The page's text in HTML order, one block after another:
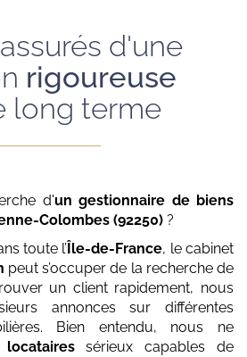
d'une
rigoureuse
long terme
d'un gestionnaire de biens
Colombes (92250) ?
toute l’ Île-de-France, le cabinet
peut s’occuper de la recherche de
un client rapidement, nous
annonces sur différentes
Bien entendu, nous ne
locatairessérieux capables de